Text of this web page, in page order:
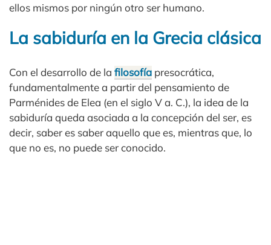
ellos mismos por ningún otro ser humano.
La sabiduría en la Grecia clásica
Con el desarrollo de la filosofía presocrática,
fundamentalmente a partir del pensamiento de
Parménides de Elea (en el siglo V a. C.), la idea de la
sabiduría queda asociada a la concepción del ser, es
decir, saber es saber aquello que es, mientras que, lo
que no es, no puede ser conocido.